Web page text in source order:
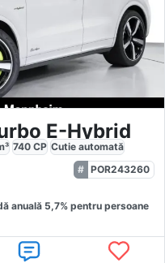
E-Hybrid
740 CP Cutie automată
POR243260
anuală 5,7% pentru persoane